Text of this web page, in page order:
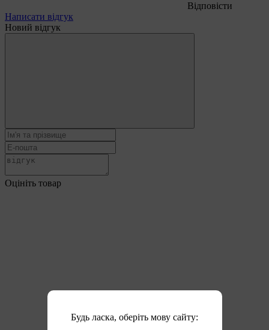
Відповісти
Написати відгук
Новий відгук
Оцініть товар
Будь ласка, оберіть мову сайту: